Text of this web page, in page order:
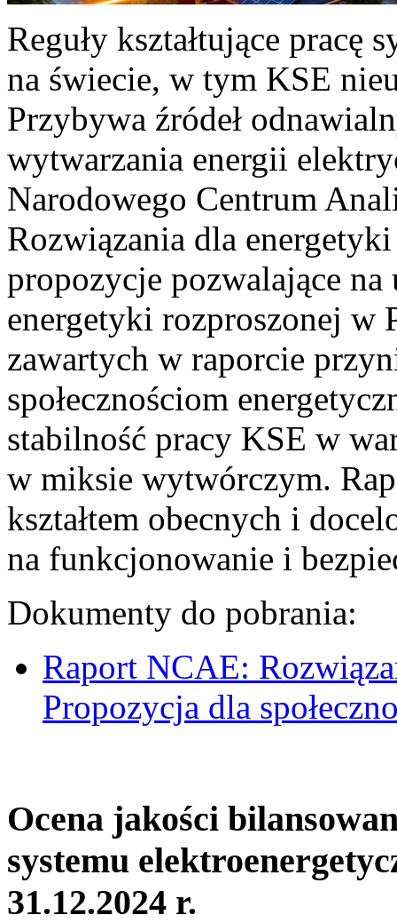
Reguły kształtujące pracę
na świecie, w tym KSE
Przybywa źródeł
wytwarzania energii
Narodowego Centrum
Rozwiązania dla
propozycje pozwalające
energetyki rozproszonej w
zawartych w raporcie
społecznościom
stabilność pracy KSE w
w miksie wytwórczym.
kształtem obecnych i
na funkcjonowanie i
Dokumenty do pobrania:
Raport NCAE:
Propozycja dla
Ocena jakości
systemu
31.12.2024 r.